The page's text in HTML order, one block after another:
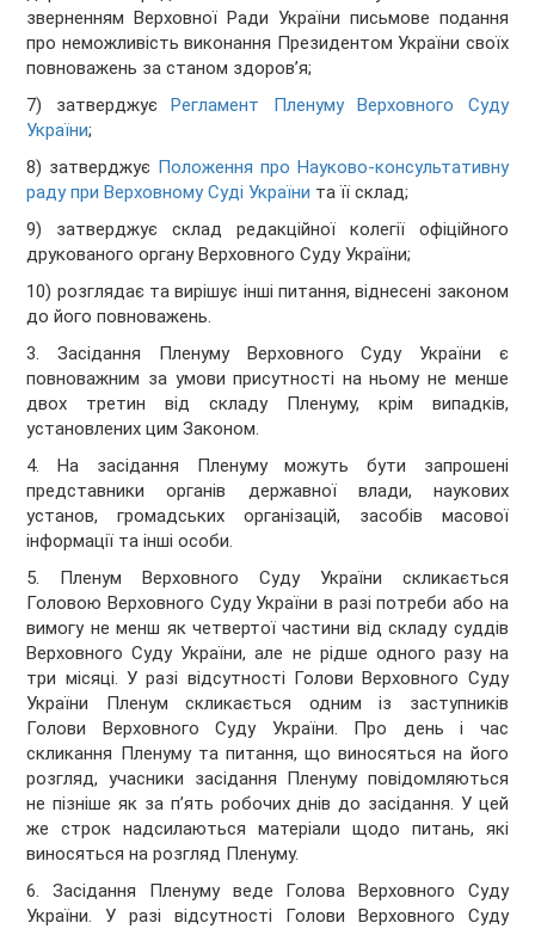
зверненням Верховної Ради України письмове подання
про неможливість виконання Президентом України своїх
повноважень за станом здоров’я;
7) затверджуєРегламент Пленуму Верховного Суду
України;
8) затверджує Положення про Науково-консультативну
раду при Верховному Суді України та її склад;
9) затверджує склад редакційної колегії офіційного
друкованого органу Верховного Суду України;
10) розглядає та вирішує інші питання, віднесені законом
до його повноважень.
3. Засідання Пленуму Верховного Суду України є
повноважним за умови присутності на ньому не менше
двох третин від складу Пленуму, крім випадків,
установлених цим Законом.
4. На засідання Пленуму можуть бути запрошені
представники органів державної влади, наукових
установ, громадських організацій, засобів масової
інформації та інші особи.
5. Пленум Верховного Суду України скликається
Головою Верховного Суду України в разі потреби або на
вимогу не менш як четвертої частини від складу суддів
Верховного Суду України, але не рідше одного разу на
три місяці. У разі відсутності Голови Верховного Суду
України Пленум скликається одним із заступників
Голови Верховного Суду України. Про день і час
скликання Пленуму та питання, що виносяться на його
розгляд, учасники засідання Пленуму повідомляються
не пізніше як за п’ять робочих днів до засідання. У цей
же строк надсилаються матеріали щодо питань, які
виносяться на розгляд Пленуму.
6. Засідання Пленуму веде Голова Верховного Суду
України. У разі відсутності Голови Верховного Суду